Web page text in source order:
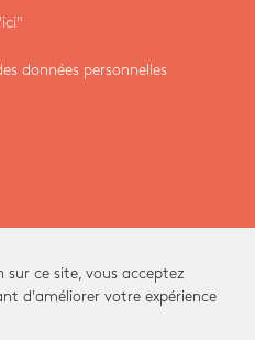
données personnelles
ce site, vous acceptez
d'améliorer votre expérience